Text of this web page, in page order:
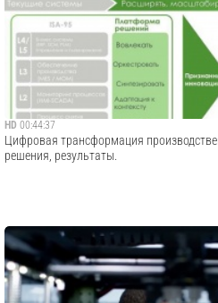
HD 00:44:37
Цифровая трансформация
решения, результаты.